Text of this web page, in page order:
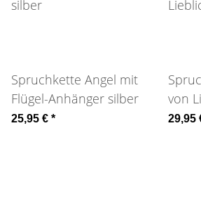
Spruchkette Angel mit
Flügel-Anhänger silber
25,95 € *
von
29,95